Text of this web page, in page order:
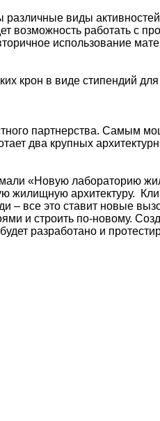
виды
работать с
использование
в виде стипендий
партнерства. Самым
два крупных
«Новую лабораторию
жилищную архитектуру.
все это ставит новые
и строить по-новому.
разработано и